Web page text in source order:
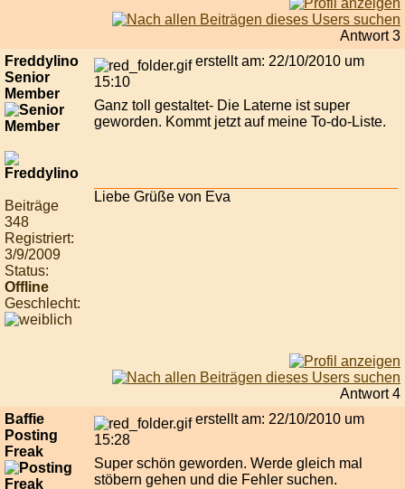
Antwort 3
Freddylino
Senior
Member
Beiträge
348
Registriert:
3/9/2009
Status:
Offline
Geschlecht:
erstellt am: 22/10/2010 um
15:10
Ganz toll gestaltet- Die Laterne ist super
geworden. Kommt jetzt auf meine To-do-Liste.
Liebe Grüße von Eva
Antwort 4
Baffie
Posting
Freak
erstellt am: 22/10/2010 um
15:28
Super schön geworden. Werde gleich mal
stöbern gehen und die Fehler suchen.